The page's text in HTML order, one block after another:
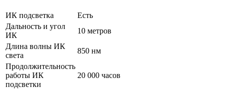
ИК подсветка
Есть
Дальность и угол
ИК
10 метров
Длина волны ИК
света
850 нм
Продолжительность
работы ИК
подсветки
20 000 часов